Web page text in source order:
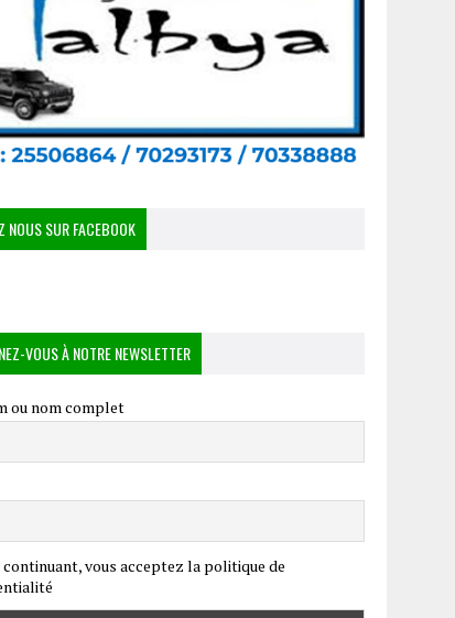
NOUS SUR FACEBOOK
VOUS À NOTRE NEWSLETTER
ou nom complet
continuant, vous acceptez la politique de